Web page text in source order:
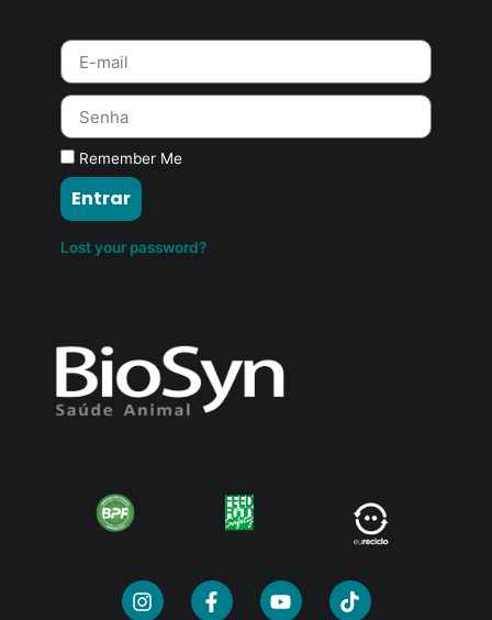
Remember Me
Entrar
Lost your password?